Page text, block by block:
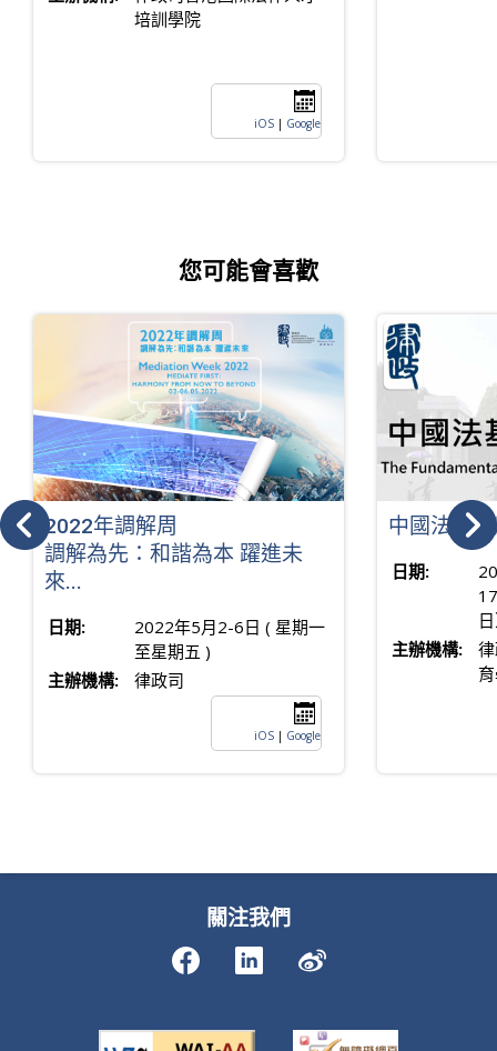
培訓學院
iOS | Google
您可能會喜歡
2022年調解周
調解為先：和諧為本 躍進未
來...
日期:
2022年5月2-6日 ( 星期一
至星期五 )
主辦機構:
律政司
iOS | Google
中國法基
日期:
主辦機構:
關注我們